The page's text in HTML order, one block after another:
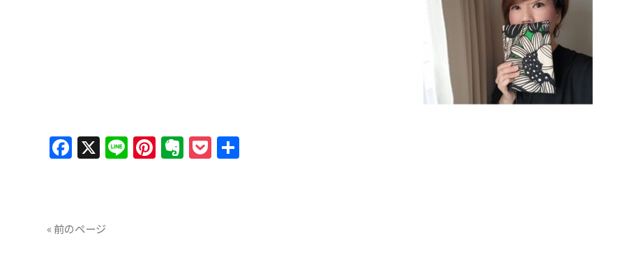
Facebook
X LinePinterest
Evernote
Pocket
« 前のページ